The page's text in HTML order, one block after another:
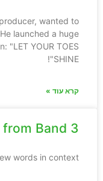
wanted to
launched a huge
"LET YOUR TOES
SHINE"!
קרא עוד »
Band 3
words in context.